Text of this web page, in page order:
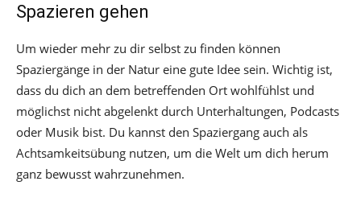
Spazieren gehen
Um wieder mehr zu dir selbst zu finden können
Spaziergänge in der Natur eine gute Idee sein. Wichtig ist,
dass du dich an dem betreffenden Ort wohlfühlst und
möglichst nicht abgelenkt durch Unterhaltungen, Podcasts
oder Musik bist. Du kannst den Spaziergang auch als
Achtsamkeitsübung nutzen, um die Welt um dich herum
ganz bewusst wahrzunehmen.